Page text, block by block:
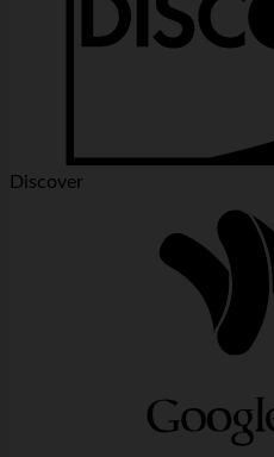
Discover